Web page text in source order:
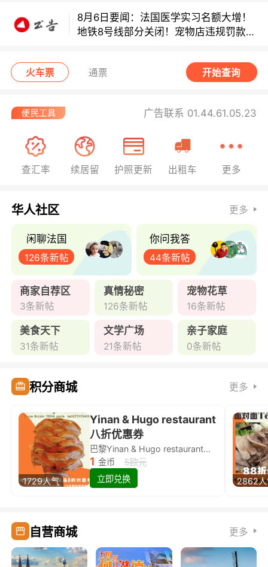
地铁8号线部分关闭！宠物店违规罚款出
炉！
火车票 通票 开始查询
广告联系 01.44.61.05.23
查汇率 续居留 护照更新 出租车 更多
华人社区 更多
闲聊法国
126条新帖
你问我答
44条新帖
商家自荐区
3条新帖
真情秘密
126条新帖
宠物花草
16条新帖
美食天下
31条新帖
文学广场
21条新帖
亲子家庭
0条新帖
积分商城 更多
1729人气
Yinan & Hugo restaurant
八折优惠券
巴黎Yinan & Hugo restaurant除简餐类全场8折
1 金币
5欧元
立即兑换
2862
自营商城 更多